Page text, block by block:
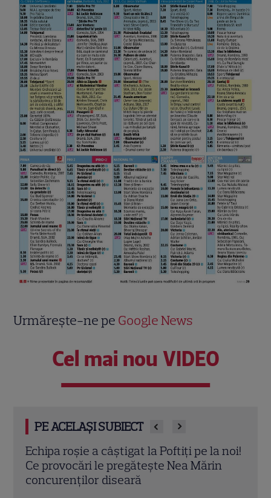
Urmărește-ne pe Google News
Cel mai nou VIDEO
PE ACELAȘI SUBIECT
„Fata din vis” începe la Pro TV! Tot ce
trebuie să știi despre serialul-fenomen
cu Çağatay Ulusoy și Demet Özdemir